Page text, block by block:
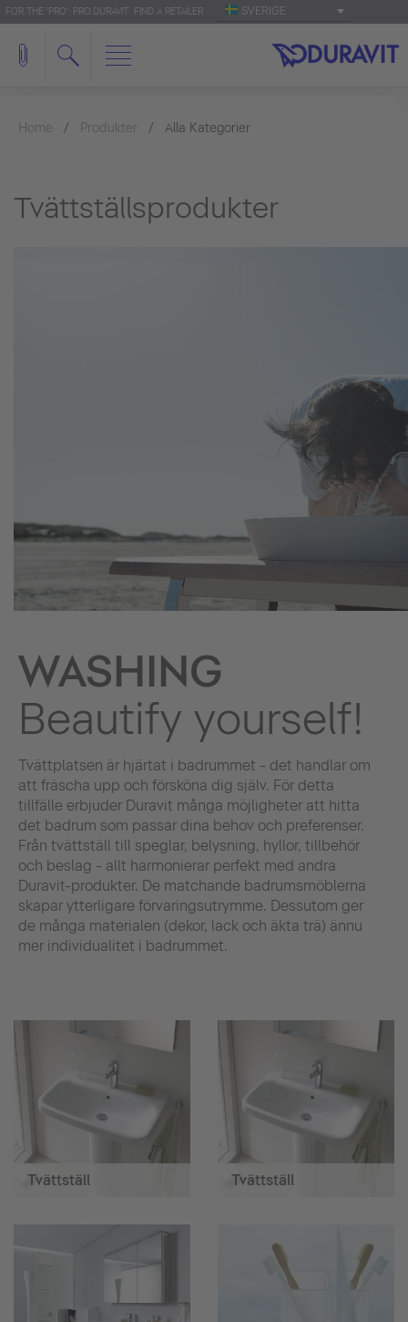
FOR THE 'PRO': PRO.DURAVIT FIND A RETAILER SVERIGE
Home Produkter Alla Kategorier
Tvättställsprodukter
WASHING
Beautify yourself!
Tvättplatsen är hjärtat i badrummet - det handlar om
att fräscha upp och försköna dig själv. För detta
tillfälle erbjuder Duravit många möjligheter att hitta
det badrum som passar dina behov och preferenser.
Från tvättställ till speglar, belysning, hyllor, tillbehör
och beslag - allt harmonierar perfekt med andra
Duravit-produkter. De matchande badrumsmöblerna
skapar ytterligare förvaringsutrymme. Dessutom ger
de många materialen (dekor, lack och äkta trä) ännu
mer individualitet i badrummet.
Tvättställ Tvättställ